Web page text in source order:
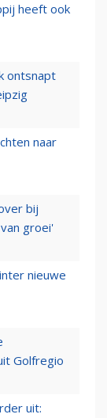
heeft ook
ontsnapt
naar
bij
groei'
nieuwe
Golfregio
uit: